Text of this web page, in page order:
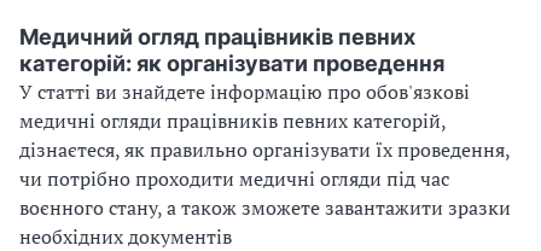
Медичний огляд працівників певних
категорій: як організувати проведення
У статті ви знайдете інформацію про обов'язкові
медичні огляди працівників певних категорій,
дізнаєтеся, як правильно організувати їх проведення,
чи потрібно проходити медичні огляди під час
воєнного стану, а також зможете завантажити зразки
необхідних документів